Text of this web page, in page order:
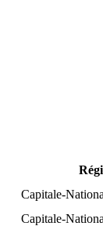
Capitale-
Capitale-